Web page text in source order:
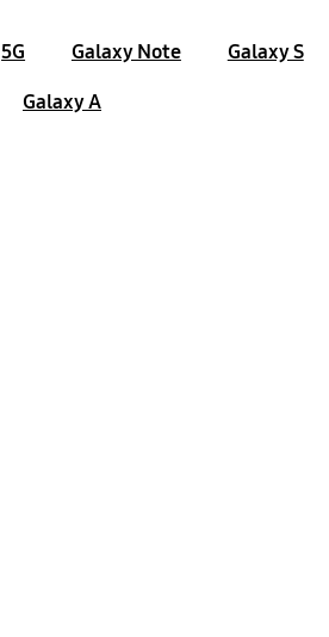
5G Galaxy Note
Galaxy S
Galaxy A